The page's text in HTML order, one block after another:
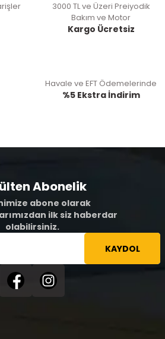
3000 TL ve Üzeri Preiyodik
Bakım ve Motor
Kargo Ücretsiz
Havale ve EFT Ödemelerinde
%5 Ekstra İndirim
Abonelik
abone olarak
ilk siz haberdar
olabilirsiniz.
KAYDOL